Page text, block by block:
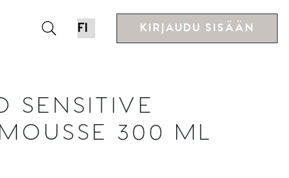
KIRJAUDU SISÄÄN
SENSITIVE
300 ML